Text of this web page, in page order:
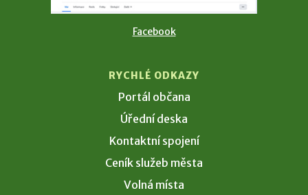
Facebook
RYCHLÉ ODKAZY
Portál občana
Úřední deska
Kontaktní spojení
Ceník služeb města
Volná místa